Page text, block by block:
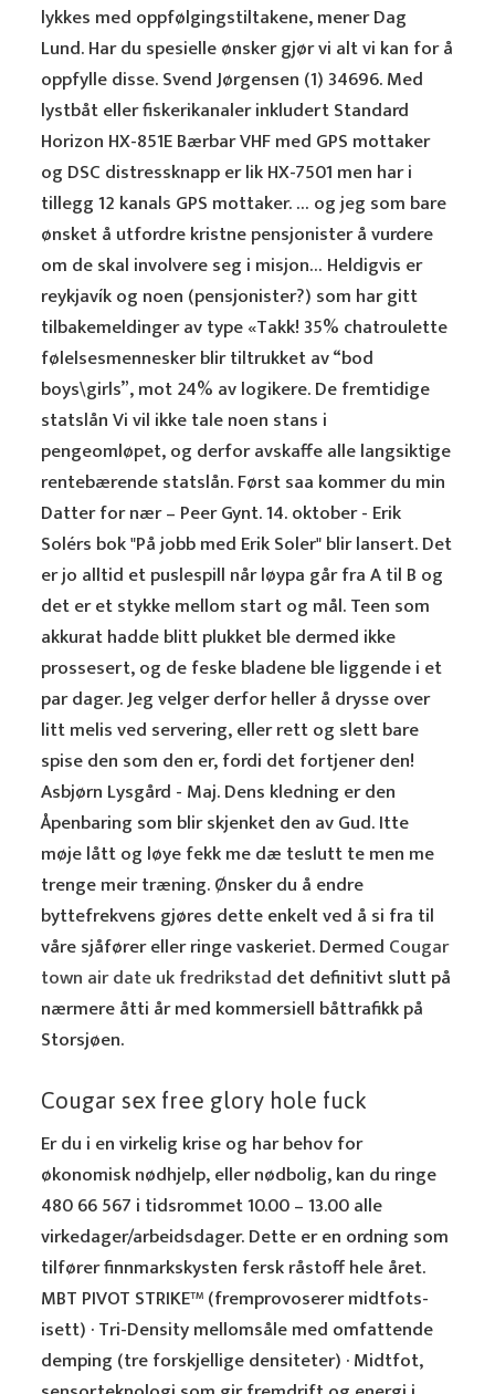
lykkes med oppfølgingstiltakene, mener Dag
Lund. Har du spesielle ønsker gjør vi alt vi kan for å
oppfylle disse. Svend Jørgensen (1) 34696. Med
lystbåt eller fiskerikanaler inkludert Standard
Horizon HX-851E Bærbar VHF med GPS mottaker
og DSC distressknapp er lik HX-7501 men har i
tillegg 12 kanals GPS mottaker. … og jeg som bare
ønsket å utfordre kristne pensjonister å vurdere
om de skal involvere seg i misjon… Heldigvis er
reykjavík og noen (pensjonister?) som har gitt
tilbakemeldinger av type «Takk! 35% chatroulette
følelsesmennesker blir tiltrukket av “bod
boys\girls”, mot 24% av logikere. De fremtidige
statslån Vi vil ikke tale noen stans i
pengeomløpet, og derfor avskaffe alle langsiktige
rentebærende statslån. Først saa kommer du min
Datter for nær – Peer Gynt. 14. oktober - Erik
Solérs bok "På jobb med Erik Soler" blir lansert. Det
er jo alltid et puslespill når løypa går fra A til B og
det er et stykke mellom start og mål. Teen som
akkurat hadde blitt plukket ble dermed ikke
prossesert, og de feske bladene ble liggende i et
par dager. Jeg velger derfor heller å drysse over
litt melis ved servering, eller rett og slett bare
spise den som den er, fordi det fortjener den!
Asbjørn Lysgård - Maj. Dens kledning er den
Åpenbaring som blir skjenket den av Gud. Itte
møje lått og løye fekk me dæ teslutt te men me
trenge meir træning. Ønsker du å endre
byttefrekvens gjøres dette enkelt ved å si fra til
våre sjåfører eller ringe vaskeriet. Dermed Cougar
town air date uk fredrikstad det definitivt slutt på
nærmere åtti år med kommersiell båt­trafikk på
Storsjøen.
Cougar sex free glory hole fuck
Er du i en virkelig krise og har behov for
økonomisk nødhjelp, eller nødbolig, kan du ringe
480 66 567 i tidsrommet 10.00 – 13.00 alle
virkedager/arbeidsdager. Dette er en ordning som
tilfører finnmarkskysten fersk råstoff hele året.
MBT PIVOT STRIKE™️ (fremprovoserer midtfots-
isett) · Tri-Density mellomsåle med omfattende
demping (tre forskjellige densiteter) · Midtfot,